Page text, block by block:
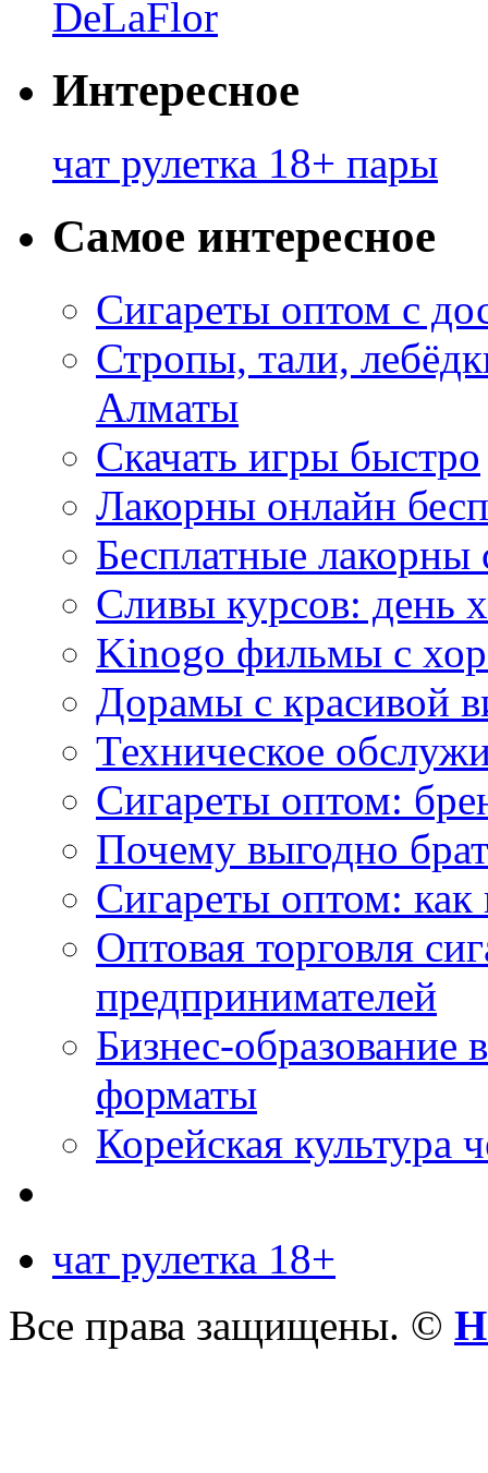
DeLaFlor
Интересное
чат рулетка 18+ пары
Самое интересное
Сигареты оптом с
Стропы, тали,
Алматы
Скачать игры быстро
Лакорны онлайн
Бесплатные лакорны
Сливы курсов: день
Kinogo фильмы с
Дорамы с красивой
Техническое
Сигареты оптом:
Почему выгодно
Сигареты оптом: как
Оптовая торговля
предпринимателей
Бизнес-образование
форматы
Корейская культура
чат рулетка 18+
Все права защищены. ©